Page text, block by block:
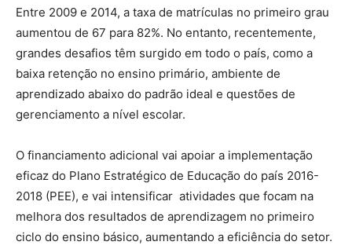
Entre 2009 e 2014, a taxa de matrículas no primeiro grau
aumentou de 67 para 82%. No entanto, recentemente,
grandes desafios têm surgido em todo o país, como a
baixa retenção no ensino primário, ambiente de
aprendizado abaixo do padrão ideal e questões de
gerenciamento a nível escolar.
O financiamento adicional vai apoiar a implementação
eficaz do Plano Estratégico de Educação do país 2016-
2018 (PEE), e vai intensificar atividades que focam na
melhora dos resultados de aprendizagem no primeiro
ciclo do ensino básico, aumentando a eficiência do setor.